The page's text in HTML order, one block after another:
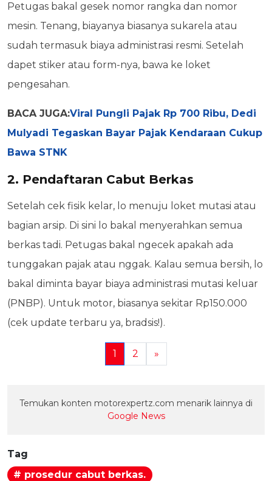
Petugas bakal gesek nomor rangka dan nomor
mesin. Tenang, biayanya biasanya sukarela atau
sudah termasuk biaya administrasi resmi. Setelah
dapet stiker atau form-nya, bawa ke loket
pengesahan.
BACA JUGA:Viral Pungli Pajak Rp 700 Ribu, Dedi
Mulyadi Tegaskan Bayar Pajak Kendaraan Cukup
Bawa STNK
2. Pendaftaran Cabut Berkas
Setelah cek fisik kelar, lo menuju loket mutasi atau
bagian arsip. Di sini lo bakal menyerahkan semua
berkas tadi. Petugas bakal ngecek apakah ada
tunggakan pajak atau nggak. Kalau semua bersih, lo
bakal diminta bayar biaya administrasi mutasi keluar
(PNBP). Untuk motor, biasanya sekitar Rp150.000
(cek update terbaru ya, bradsis!).
1 2 »
Temukan konten motorexpertz.com menarik lainnya di
Google News
Tag
# prosedur cabut berkas.